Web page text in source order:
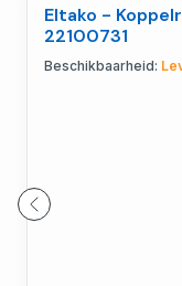
Eltako -
22100731
Beschikbaarheid: